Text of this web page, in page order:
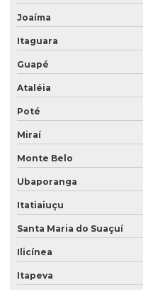
Joaíma
Itaguara
Guapé
Ataléia
Poté
Miraí
Monte Belo
Ubaporanga
Itatiaiuçu
Santa Maria do Suaçuí
Ilicínea
Itapeva